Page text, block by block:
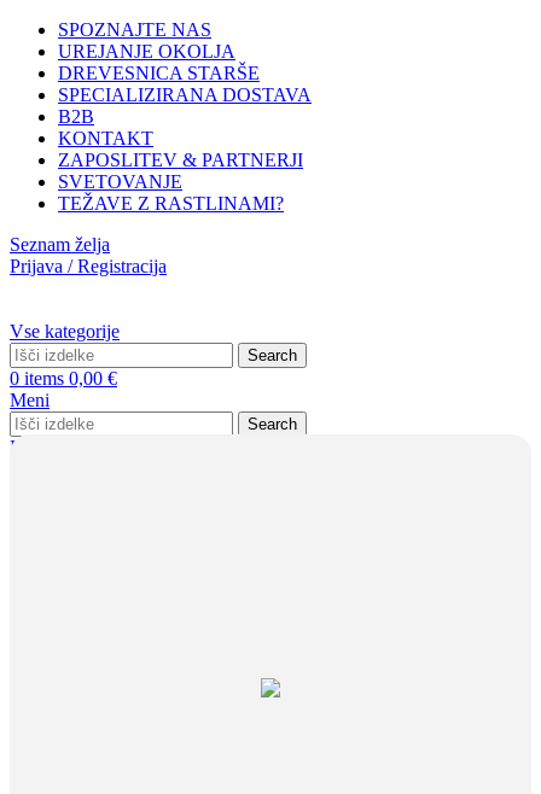
SPOZNAJTE NAS
UREJANJE OKOLJA
DREVESNICA STARŠE
SPECIALIZIRANA DOSTAVA
B2B
KONTAKT
ZAPOSLITEV & PARTNERJI
SVETOVANJE
TEŽAVE Z RASTLINAMI?
Seznam želja
Prijava / Registracija
Vse kategorije
Search
0 items 0,00 €
Meni
Search
Prijava / Registracija